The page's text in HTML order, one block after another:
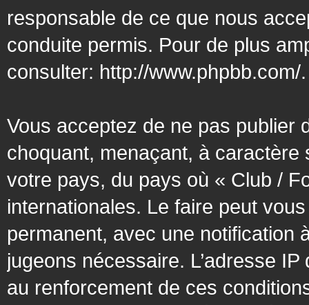
responsable de ce que nous
conduite permis. Pour de plus
consulter: http://www.phpbb.com/.
Vous acceptez de ne pas publier
choquant, menaçant, à
votre pays, du pays où « Club /
internationales. Le faire peut
permanent, avec une notification
jugeons nécessaire. L’adresse
au renforcement de ces